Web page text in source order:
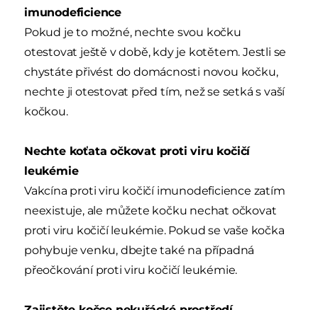
imunodeficience
Pokud je to možné, nechte svou kočku
otestovat ještě v době, kdy je kotětem. Jestli se
chystáte přivést do domácnosti novou kočku,
nechte ji otestovat před tím, než se setká s vaší
kočkou.
Nechte koťata očkovat proti viru kočičí
leukémie
Vakcína proti viru kočičí imunodeficience zatím
neexistuje, ale můžete kočku nechat očkovat
proti viru kočičí leukémie. Pokud se vaše kočka
pohybuje venku, dbejte také na případná
přeočkování proti viru kočičí leukémie.